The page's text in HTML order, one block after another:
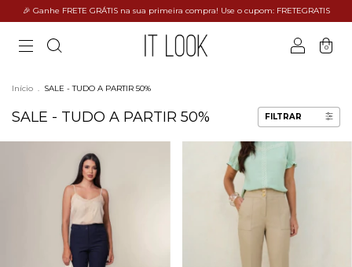
🎉 Ganhe FRETE GRÁTIS na sua primeira compra! Use o cupom: FRETEGRATIS
0
Início . SALE - TUDO A PARTIR 50%
SALE - TUDO A PARTIR 50% FILTRAR